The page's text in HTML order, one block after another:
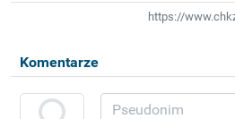
https://
Komentarze